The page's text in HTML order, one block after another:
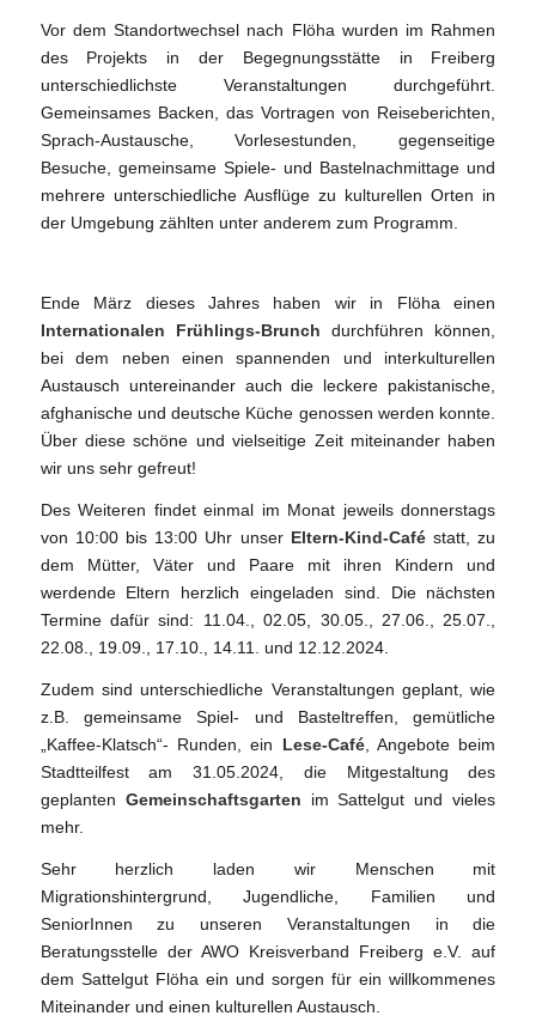
Vor dem Standortwechsel nach Flöha wurden im Rahmen
des Projekts in der Begegnungsstätte in Freiberg
unterschiedlichste Veranstaltungen durchgeführt.
Gemeinsames Backen, das Vortragen von Reiseberichten,
Sprach-Austausche, Vorlesestunden, gegenseitige
Besuche, gemeinsame Spiele- und Bastelnachmittage und
mehrere unterschiedliche Ausflüge zu kulturellen Orten in
der Umgebung zählten unter anderem zum Programm.
Ende März dieses Jahres haben wir in Flöha einen
Internationalen Frühlings-Brunch durchführen können,
bei dem neben einen spannenden und interkulturellen
Austausch untereinander auch die leckere pakistanische,
afghanische und deutsche Küche genossen werden konnte.
Über diese schöne und vielseitige Zeit miteinander haben
wir uns sehr gefreut!
Des Weiteren findet einmal im Monat jeweils donnerstags
von 10:00 bis 13:00 Uhr unserEltern-Kind-Caféstatt, zu
dem Mütter, Väter und Paare mit ihren Kindern und
werdende Eltern herzlich eingeladen sind. Die nächsten
Termine dafür sind: 11.04., 02.05, 30.05., 27.06., 25.07.,
22.08., 19.09., 17.10., 14.11. und 12.12.2024.
Zudem sind unterschiedliche Veranstaltungen geplant, wie
z.B. gemeinsame Spiel- und Basteltreffen, gemütliche
„Kaffee-Klatsch“- Runden, ein Lese-Café, Angebote beim
Stadtteilfest am 31.05.2024, die Mitgestaltung des
geplanten Gemeinschaftsgarten im Sattelgut und vieles
mehr.
Sehr herzlich laden wir Menschen mit
Migrationshintergrund, Jugendliche, Familien und
SeniorInnen zu unseren Veranstaltungen in die
Beratungsstelle der AWO Kreisverband Freiberg e.V. auf
dem Sattelgut Flöha ein und sorgen für ein willkommenes
Miteinander und einen kulturellen Austausch.